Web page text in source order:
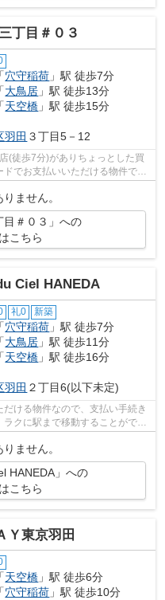
丁目＃０３
「穴守稲荷 」駅 徒歩7分
「大鳥居 」駅 徒歩13分
「天空橋 」駅 徒歩15分
羽田 ３丁目5－12
(徒歩7分)がありちょっとした買
でお支払いいただける物件で
ません。
目＃０３」への
こちら
Ciel HANEDA
礼0 新築
「穴守稲荷 」駅 徒歩7分
「大鳥居 」駅 徒歩11分
「天空橋 」駅 徒歩16分
羽田 ２丁目6(以下未定)
ける物件なので、支払い手続き
クに駅まで移動することができ
ません。
HANEDA」への
こちら
Ｙ東京羽田
「天空橋 」駅 徒歩6分
「穴守稲荷 」駅 徒歩10分